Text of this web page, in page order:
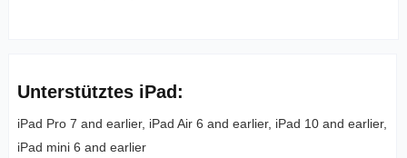
Unterstütztes iPad:
iPad Pro 7 and earlier, iPad Air 6 and earlier, iPad 10 and earlier,
iPad mini 6 and earlier